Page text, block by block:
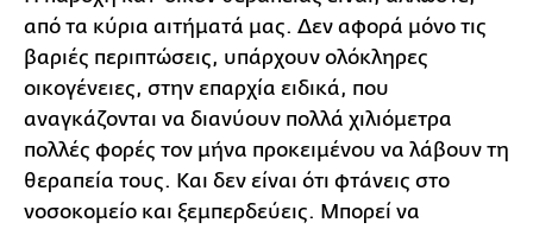
από τα κύρια αιτήματά μας. Δεν αφορά μόνο τις
βαριές περιπτώσεις, υπάρχουν ολόκληρες
οικογένειες, στην επαρχία ειδικά, που
αναγκάζονται να διανύουν πολλά χιλιόμετρα
πολλές φορές τον μήνα προκειμένου να λάβουν τη
θεραπεία τους. Και δεν είναι ότι φτάνεις στο
νοσοκομείο και ξεμπερδεύεις. Μπορεί να